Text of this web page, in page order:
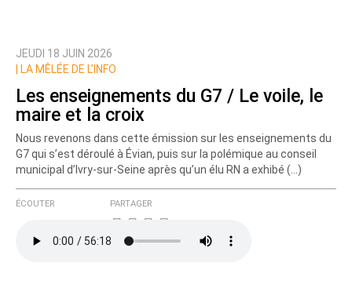
Prévenez-moi de tous les nouveaux commentaires
JEUDI 18 JUIN 2026
LA MÊLÉE DE L’INFO
Les enseignements du G7 / Le voile, le
maire et la croix
Nous revenons dans cette émission sur les enseignements du
G7 qui s’est déroulé à Évian, puis sur la polémique au conseil
municipal d’Ivry-sur-Seine après qu’un élu RN a exhibé (…)
ÉCOUTER PARTAGER